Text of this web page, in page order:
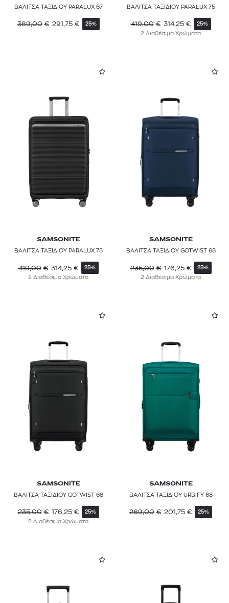
ΒΑΛΙΤΣΑ ΤΑΞΙΔΙΟΥ PARALUX 67
389,00 € 291,75 € 25%
ΒΑΛΙΤΣΑ ΤΑΞΙΔΙΟΥ PARALUX 75
419,00 € 314,25 € 25%
2 Διαθέσιμα Χρώματα
SAMSONITE
ΒΑΛΙΤΣΑ ΤΑΞΙΔΙΟΥ PARALUX 75
419,00 € 314,25 € 25%
2 Διαθέσιμα Χρώματα
SAMSONITE
ΒΑΛΙΤΣΑ ΤΑΞΙΔΙΟΥ GOTWIST 68
235,00 € 176,25 € 25%
2 Διαθέσιμα Χρώματα
SAMSONITE
ΒΑΛΙΤΣΑ ΤΑΞΙΔΙΟΥ GOTWIST 68
235,00 € 176,25 € 25%
2 Διαθέσιμα Χρώματα
SAMSONITE
ΒΑΛΙΤΣΑ ΤΑΞΙΔΙΟΥ URBIFY 68
269,00 € 201,75 € 25%